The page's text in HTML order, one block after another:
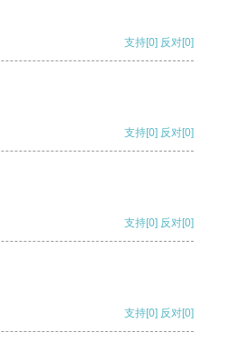
支持[0] 反对[0]
支持[0] 反对[0]
支持[0] 反对[0]
支持[0] 反对[0]